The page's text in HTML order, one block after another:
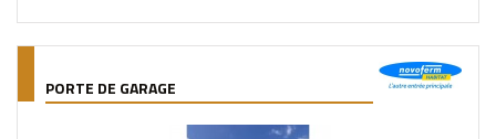
PORTE DE GARAGE